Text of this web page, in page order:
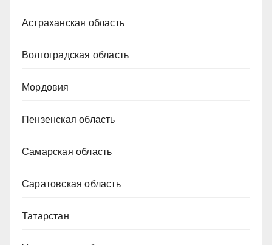
Астраханская область
Волгоградская область
Мордовия
Пензенская область
Самарская область
Саратовская область
Татарстан